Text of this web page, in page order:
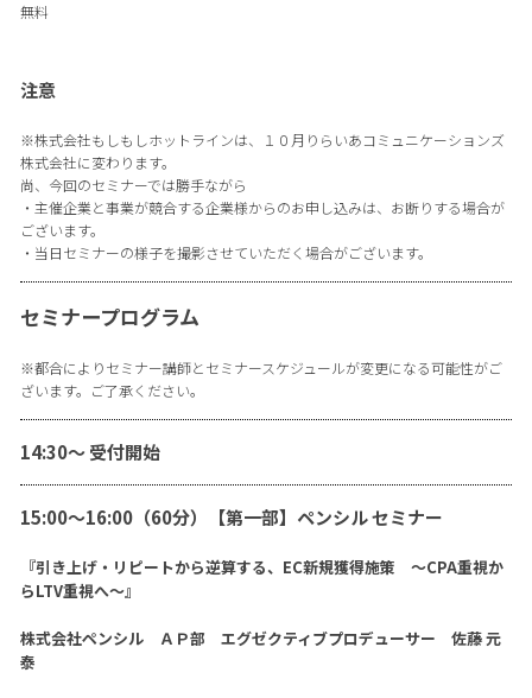
無料
注意
※株式会社もしもしホットラインは、１０月りらいあコミュニケーションズ
株式会社に変わります。
尚、今回のセミナーでは勝手ながら
・主催企業と事業が競合する企業様からのお申し込みは、お断りする場合が
ございます。
・当日セミナーの様子を撮影させていただく場合がございます。
セミナープログラム
※都合によりセミナー講師とセミナースケジュールが変更になる可能性がご
ざいます。ご了承ください。
14:30〜 受付開始
15:00〜16:00（60分）【第一部】ペンシル セミナー
『引き上げ・リピートから逆算する、EC新規獲得施策 ～CPA重視か
らLTV重視へ～』
株式会社ペンシル ＡＰ部 エグゼクティブプロデューサー 佐藤 元
泰